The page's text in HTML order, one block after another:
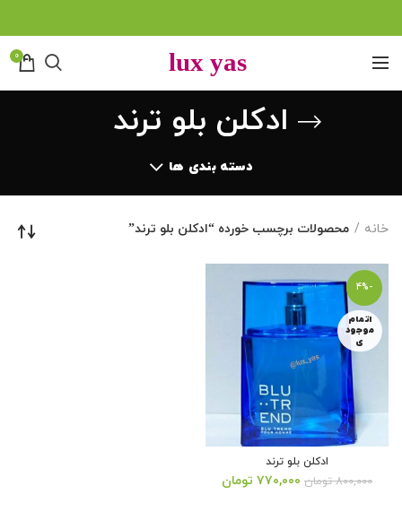
0
ادکلن بلو ترند
دسته بندی ها
خانه محصولات برچسب خورده “ادکلن بلو ترند”
-4%
اتمام
موجود
ی
ادکلن بلو ترند
۸۰۰,۰۰۰ تومان قیمت
۷۷۰,۰۰۰ تومان